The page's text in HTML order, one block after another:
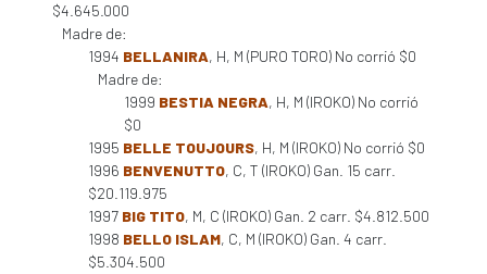
$4.645.000
Madre de:
1994 BELLANIRA, H, M (PURO TORO) No corrió $0
Madre de:
1999 BESTIA NEGRA, H, M (IROKO) No corrió
$0
1995 BELLE TOUJOURS, H, M (IROKO) No corrió $0
1996 BENVENUTTO, C, T (IROKO) Gan. 15 carr.
$20.119.975
1997 BIG TITO, M, C (IROKO) Gan. 2 carr. $4.812.500
1998 BELLO ISLAM, C, M (IROKO) Gan. 4 carr.
$5.304.500